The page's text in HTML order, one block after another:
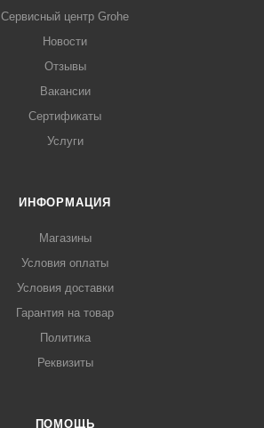
Сервисный центр Grohe
Новости
Отзывы
Вакансии
Сертификаты
Услуги
ИНФОРМАЦИЯ
Магазины
Условия оплаты
Условия доставки
Гарантия на товар
Политика
Реквизиты
ПОМОЩЬ